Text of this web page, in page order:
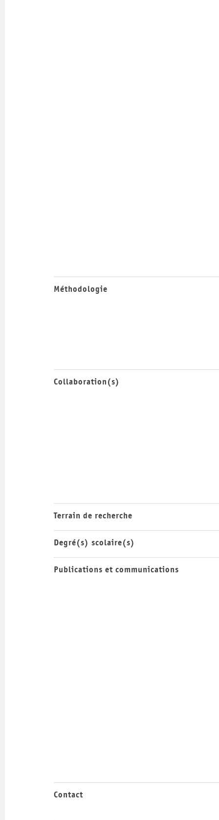
Méthodologie
Collaboration(s)
Terrain de recherche
Degré(s) scolaire(s)
Publications et communications
Contact